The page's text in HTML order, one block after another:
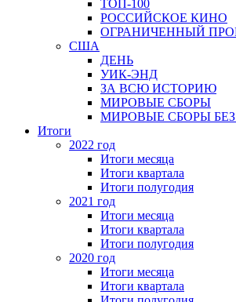
ТОП-100
РОССИЙСКОЕ КИНО
ОГРАНИЧЕННЫЙ
США
ДЕНЬ
УИК-ЭНД
ЗА ВСЮ ИСТОРИЮ
МИРОВЫЕ СБОРЫ
МИРОВЫЕ СБОРЫ
Итоги
2022 год
Итоги месяца
Итоги квартала
Итоги полугодия
2021 год
Итоги месяца
Итоги квартала
Итоги полугодия
2020 год
Итоги месяца
Итоги квартала